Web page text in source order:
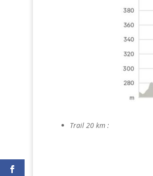
Trail 20 km :